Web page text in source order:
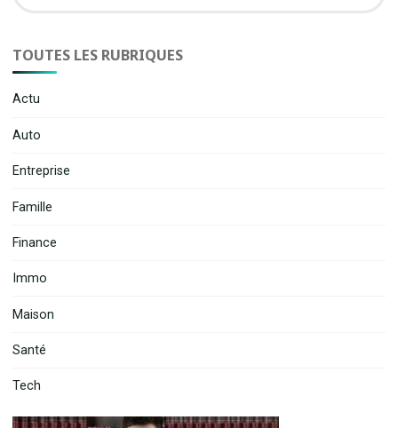
TOUTES LES RUBRIQUES
Actu
Auto
Entreprise
Famille
Finance
Immo
Maison
Santé
Tech